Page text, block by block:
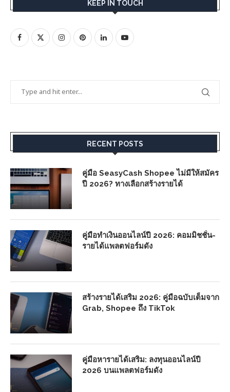
KEEP IN TOUCH
RECENT POSTS
คู่มือ SeasyCash Shopee ไม่มีให้สมัคร
ปี 2026? ทางเลือกสร้างรายได้
คู่มือทำเงินออนไลน์ปี 2026: คอมมิชชั่น-
รายได้แพลตฟอร์มดัง
สร้างรายได้เสริม 2026: คู่มือฉบับเต็มจาก
Grab, Shopee ถึง TikTok
คู่มือหารายได้เสริม: ลงทุนออนไลน์ปี
2026 บนแพลตฟอร์มดัง